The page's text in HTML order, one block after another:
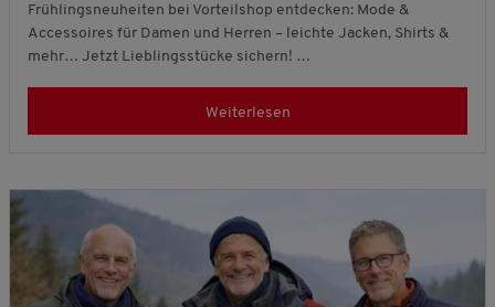
Frühlingsneuheiten bei Vorteilshop entdecken: Mode &
Accessoires für Damen und Herren – leichte Jacken, Shirts &
mehr… Jetzt Lieblingsstücke sichern! …
Weiterlesen